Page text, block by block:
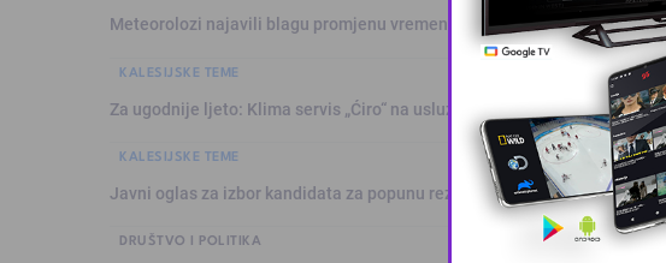
Meteorolozi najavili blagu promjenu vremena: Sutra pljuskovi i grmljav …
KALESIJSKE TEME
Za ugodnije ljeto: Klima servis „Ćiro“ na usluzi građanima
KALESIJSKE TEME
Javni oglas za izbor kandidata za popunu rezervne liste kvalifikovanih …
DRUŠTVO I POLITIKA